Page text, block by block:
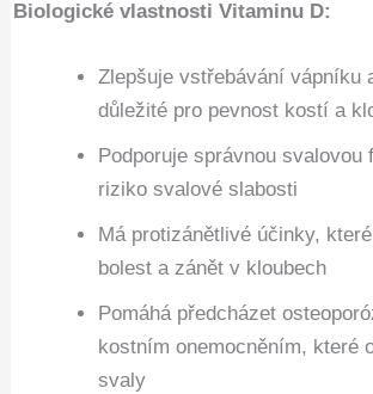
Biologické vlastnosti Vitaminu D:
Zlepšuje vstřebávání vápníku
důležité pro pevnost kostí a
Podporuje správnou svalovou
riziko svalové slabosti
Má protizánětlivé účinky,
bolest a zánět v kloubech
Pomáhá předcházet
kostním onemocněním, které
svaly